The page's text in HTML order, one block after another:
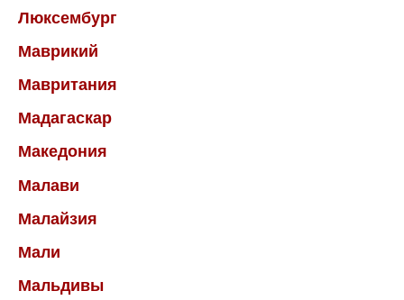
Люксембург
Маврикий
Мавритания
Мадагаскар
Македония
Малави
Малайзия
Мали
Мальдивы